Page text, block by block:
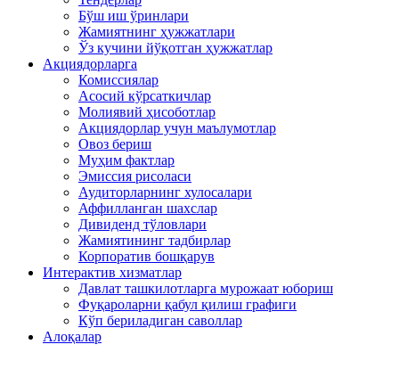
Бўш иш ўринлари
Жамиятнинг ҳужжатлари
Ўз кучини йўқотган ҳужжатлар
Акциядорларга
Комиссиялар
Асосий кўрсаткичлар
Молиявий ҳисоботлар
Акциядорлар учун маълумотлар
Овоз бериш
Муҳим фактлар
Эмиссия рисоласи
Аудиторларнинг хулосалари
Аффилланган шахслар
Дивиденд тўловлари
Жамиятининг тадбирлар
Корпоратив бошқарув
Интерактив хизматлар
Давлат ташкилотларга мурожаат юбориш
Фуқароларни қабул қилиш графиги
Кўп бериладиган саволлар
Алоқалар